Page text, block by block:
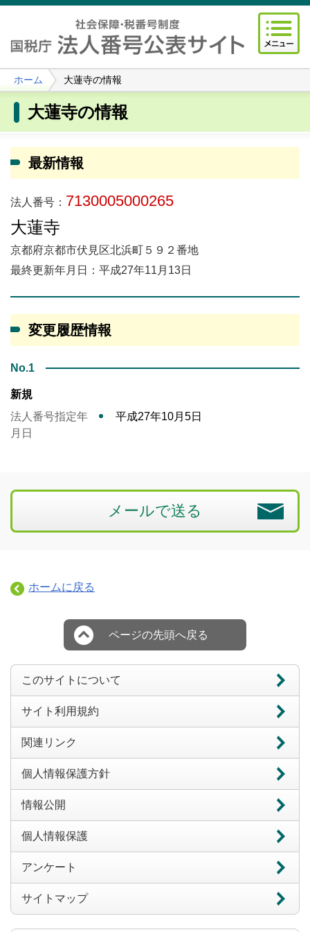
ホーム 大蓮寺の情報
大蓮寺の情報
最新情報
法人番号： 7130005000265
大蓮寺
京都府京都市伏見区北浜町５９２番地
最終更新年月日：平成27年11月13日
変更履歴情報
No.1
新規
法人番号指定年
月日
平成27年10月5日
メールで送る
ホームに戻る
ページの先頭へ戻る
このサイトについて
サイト利用規約
関連リンク
個人情報保護方針
情報公開
個人情報保護
アンケート
サイトマップ